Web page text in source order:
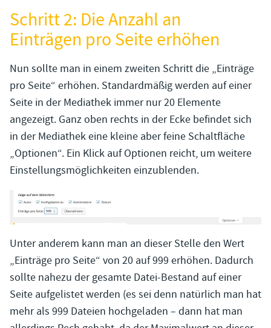
Schritt 2: Die Anzahl an
Einträgen pro Seite erhöhen
Nun sollte man in einem zweiten Schritt die „Einträge
pro Seite“ erhöhen. Standardmäßig werden auf einer
Seite in der Mediathek immer nur 20 Elemente
angezeigt. Ganz oben rechts in der Ecke befindet sich
in der Mediathek eine kleine aber feine Schaltfläche
„Optionen“. Ein Klick auf Optionen reicht, um weitere
Einstellungsmöglichkeiten einzublenden.
Unter anderem kann man an dieser Stelle den Wert
„Einträge pro Seite“ von 20 auf 999 erhöhen. Dadurch
sollte nahezu der gesamte Datei-Bestand auf einer
Seite aufgelistet werden (es sei denn natürlich man hat
mehr als 999 Dateien hochgeladen – dann hat man